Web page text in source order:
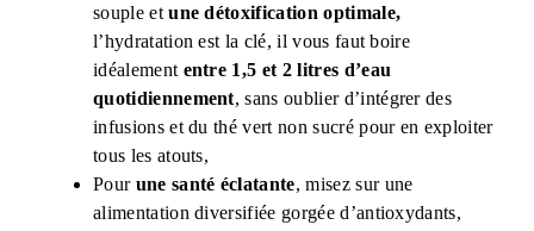
souple etune détoxification optimale,
l’hydratation est la clé, il vous faut boire
idéalement entre 1,5 et 2 litres d’eau
quotidiennement, sans oublier d’intégrer des
infusions et du thé vert non sucré pour en exploiter
tous les atouts,
Pourune santé éclatante, misez sur une
alimentation diversifiée gorgée d’antioxydants,